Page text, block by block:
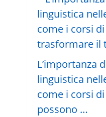
L’importanza
linguistica
come i corsi
possono …